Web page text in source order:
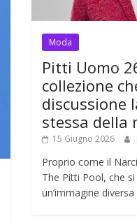
Moda
Pitti Uomo
collezione
discussione
stessa della
15 Giugno 2026
Proprio come il
The Pitti Pool, che
un’immagine